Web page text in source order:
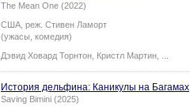
The Mean One (2022)
США, реж. Стивен Ламорт
(ужасы, комедия)
Дэвид Ховард Торнтон Кристл Мартин
История дельфина: Каникулы на Багамах
Saving Bimini (2025)